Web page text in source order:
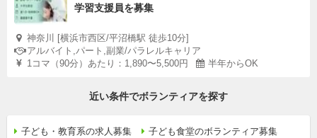
学習支援員を募集
神奈川 [横浜市西区/平沼橋駅 徒歩10分]
アルバイト,パート,副業/パラレルキャリア
1コマ（90分）あたり：1,890〜5,500円
半年からOK
近い条件でボランティアを探す
子ども・教育系の求人募集
子ども食堂のボランティア募集